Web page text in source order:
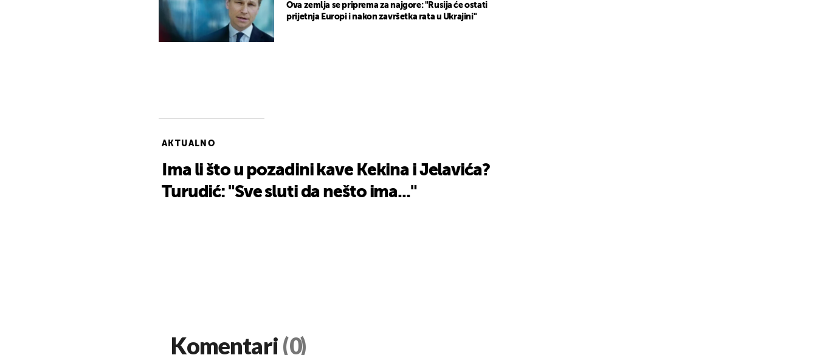
Ova zemlja se priprema za najgore: "Rusija će ostati
prijetnja Europi i nakon završetka rata u Ukrajini"
AKTUALNO
Ima li što u pozadini kave Kekina i Jelavića?
Turudić: "Sve sluti da nešto ima..."
Komentari (0)